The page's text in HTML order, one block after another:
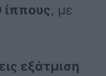
ίππους, με
εξάτμιση